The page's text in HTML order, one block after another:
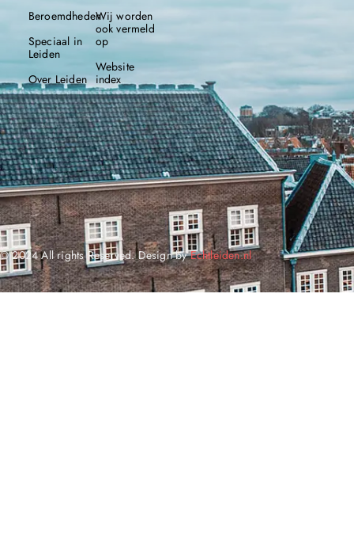
Beroemdheden
Speciaal in
Leiden
Over Leiden
Wij worden
ook vermeld
op
Website
index
© 2024 All rights Reserved. Design byEchtleiden.nl